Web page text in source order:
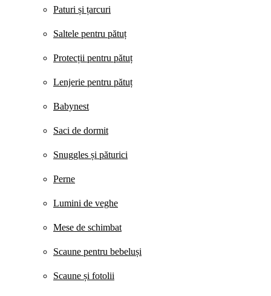
Paturi și țarcuri
Saltele pentru pătuț
Protecții pentru pătuț
Lenjerie pentru pătuț
Babynest
Saci de dormit
Snuggles și păturici
Perne
Lumini de veghe
Mese de schimbat
Scaune pentru bebeluși
Scaune și fotolii